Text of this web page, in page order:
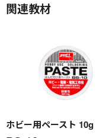
関連教材
ホビー用ペースト 10g